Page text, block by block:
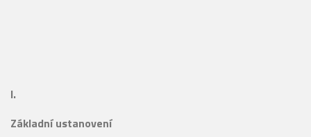
I.
Základní ustanovení